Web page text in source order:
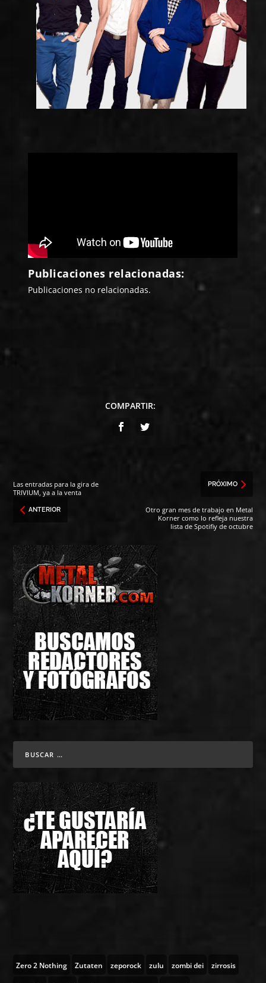
Publicaciones relacionadas:
Publicaciones no relacionadas.
COMPARTIR:
Las entradas para la gira de
TRIVIUM, ya a la venta
ANTERIOR
PRÓXIMO
Otro gran mes de trabajo en Metal
Korner como lo refleja nuestra
lista de Spotifiy de octubre
Zero 2 Nothing Zutaten zeporock zulu zombi dei zirrosis